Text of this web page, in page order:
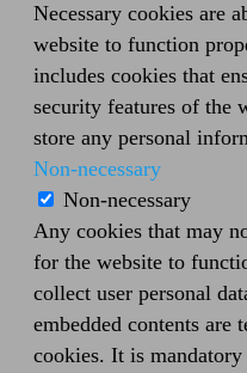
Necessary cookies are
website to function
includes cookies that
security features of the
store any personal
Non-necessary
Non-necessary
Any cookies that may
for the website to
collect user personal
embedded contents are
cookies. It is